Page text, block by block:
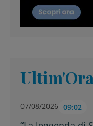
07/08/2026 09:02